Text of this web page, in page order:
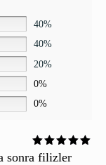
40%
40%
20%
0%
0%
sonra filizler